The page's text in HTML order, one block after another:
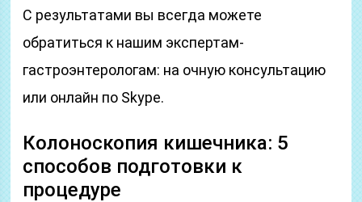
С результатами вы всегда можете
обратиться к нашим экспертам-
гастроэнтерологам: на очную консультацию
или онлайн по Skype.
Колоноскопия кишечника: 5
способов подготовки к
процедуре